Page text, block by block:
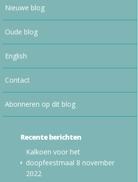
Nieuwe blog
Oude blog
English
Contact
Abonneren op dit blog
Recente berichten
Kalkoen voor het
doopfeestmaal 8 november
2022